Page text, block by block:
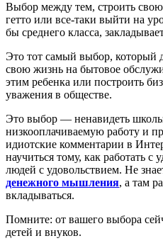
Выбор между тем, строить
гетто или все-таки выйти на
бы среднего класса,
Это тот самый выбор,
свою жизнь на бытовое
этим ребенка или построить
уважения в обществе.
Это выбор — ненавидеть
низкооплачиваемую работу и
идиотские комментарии в
научиться тому, как работать с
людей с удовольствием. Не
денежного мышления, а там
вкладываться.
Помните: от вашего выбора
детей и внуков.